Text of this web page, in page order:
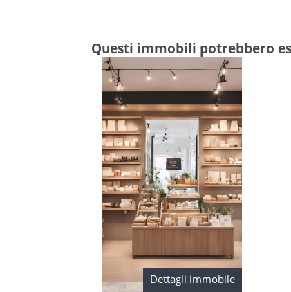
Questi immobili potrebbero
Dettagli immobile